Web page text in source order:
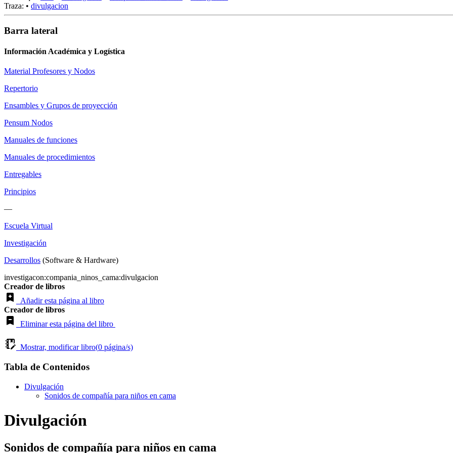
Traza: • divulgacion
Barra lateral
Información Académica y Logística
Material Profesores y Nodos
Repertorio
Ensambles y Grupos de proyección
Pensum Nodos
Manuales de funciones
Manuales de procedimientos
Entregables
Principios
—
Escuela Virtual
Investigación
Desarrollos (Software & Hardware)
investigacon:compania_ninos_cama:divulgacion
Creador de libros
Añadir esta página al libro
Creador de libros
Eliminar esta página del libro
Mostrar, modificar libro(0 página/s)
Tabla de Contenidos
Divulgación
Sonidos de compañía para niños en cama
Divulgación
Sonidos de compañía para niños en cama